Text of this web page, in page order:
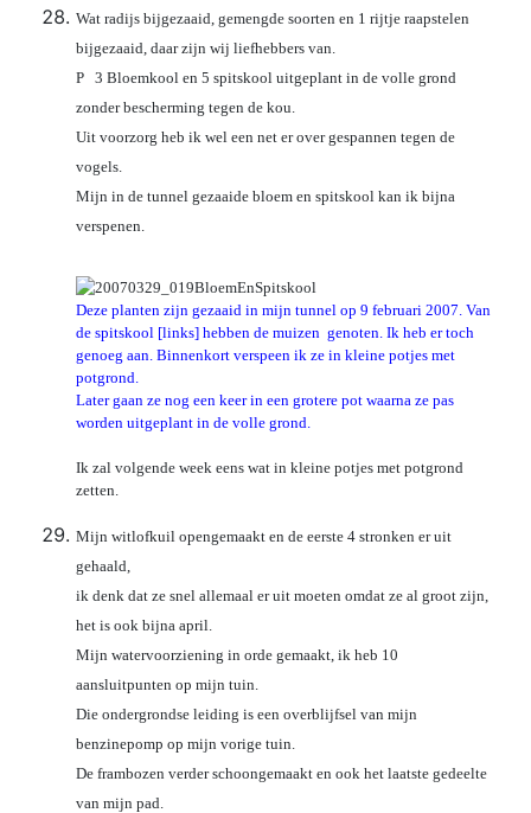
Wat radijs bijgezaaid, gemengde soorten en 1 rijtje raapstelen
bijgezaaid, daar zijn wij liefhebbers van.
P 3 Bloemkool en 5 spitskool uitgeplant in de volle grond
zonder bescherming tegen de kou.
Uit voorzorg heb ik wel een net er over gespannen tegen de
vogels.
Mijn in de tunnel gezaaide bloem en spitskool kan ik bijna
verspenen.
Deze planten zijn gezaaid in mijn tunnel op 9 februari 2007. Van
de spitskool [links] hebben de muizen genoten. Ik heb er toch
genoeg aan. Binnenkort verspeen ik ze in kleine potjes met
potgrond.
Later gaan ze nog een keer in een grotere pot waarna ze pas
worden uitgeplant in de volle grond.
Ik zal volgende week eens wat in kleine potjes met potgrond
zetten.
Mijn witlofkuil opengemaakt en de eerste 4 stronken er uit
gehaald,
ik denk dat ze snel allemaal er uit moeten omdat ze al groot zijn,
het is ook bijna april.
Mijn watervoorziening in orde gemaakt, ik heb 10
aansluitpunten op mijn tuin.
Die ondergrondse leiding is een overblijfsel van mijn
benzinepomp op mijn vorige tuin.
De frambozen verder schoongemaakt en ook het laatste gedeelte
van mijn pad.